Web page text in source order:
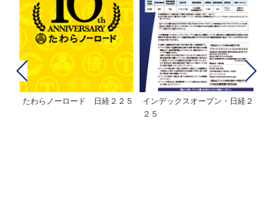
たわらノーロード 日経２２５
インデックスオープン・日経２
２５